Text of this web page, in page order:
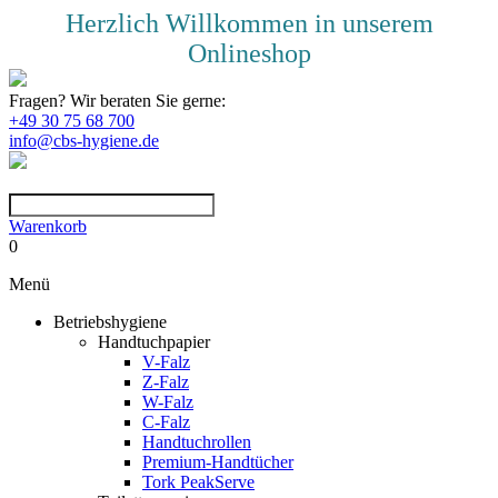
Herzlich Willkommen in unserem
Onlineshop
Fragen? Wir beraten Sie gerne:
+49 30 75 68 700
info@cbs-hygiene.de
Warenkorb
0
Menü
Betriebshygiene
Handtuchpapier
V-Falz
Z-Falz
W-Falz
C-Falz
Handtuchrollen
Premium-Handtücher
Tork PeakServe